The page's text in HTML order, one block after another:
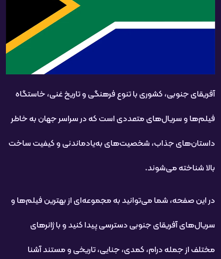
آفریقای جنوبی، کشوری با تنوع فرهنگی و تاریخ غنی، خاستگاه
فیلم‌ها و سریال‌های متعددی است که در سراسر جهان به خاطر
داستان‌های جذاب، شخصیت‌های به‌یادماندنی و کیفیت ساخت
بالا شناخته می‌شوند.
در این صفحه، شما می‌توانید به مجموعه‌ای از بهترین فیلم‌ها و
سریال‌های آفریقای جنوبی دسترسی پیدا کنید و با ژانرهای
مختلف از جمله درام، کمدی، جنایی، تاریخی و مستند آشنا